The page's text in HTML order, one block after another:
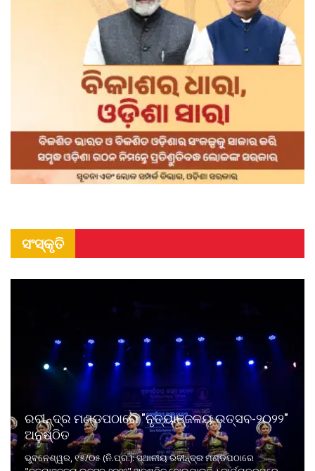
ସଂସ୍କୃତି
ରବୀନ୍ଦ୍ର ମଣ୍ଡପଠାରେ "ନୃତ୍ୟାଞ୍ଜଳୟ ଉତ୍ସବ-୨୦୨୨"
ଅନୁଷ୍ଠିତ
ଭୁବନେଶ୍ୱର, ୧୫/୦୫ (ନି.ପ୍ର.): ସ୍ଥାନୀୟ ରବୀନ୍ଦ୍ର ମଣ୍ଡପଠାରେ